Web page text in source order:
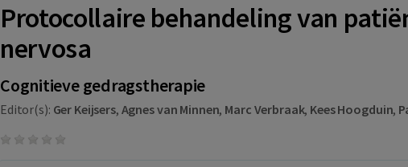
Protocollaire behandeling van
nervosa
Cognitieve gedragstherapie
Editor(s): Ger Keijsers, Agnes van Minnen, Marc Verbraak, Kees Hoogduin,